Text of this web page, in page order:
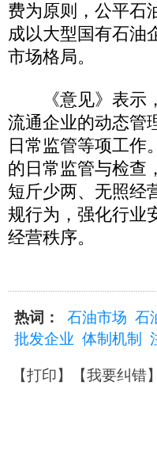
费为原则，公平石
成以大型国有石油
市场格局。
《意见》表示，
流通企业的动态管
日常监管等项工作
的日常监管与检查
短斤少两、无照经
规行为，强化行业
经营秩序。
热词： 石油市场 石
批发企业 体制机制
【打印】【我要纠错